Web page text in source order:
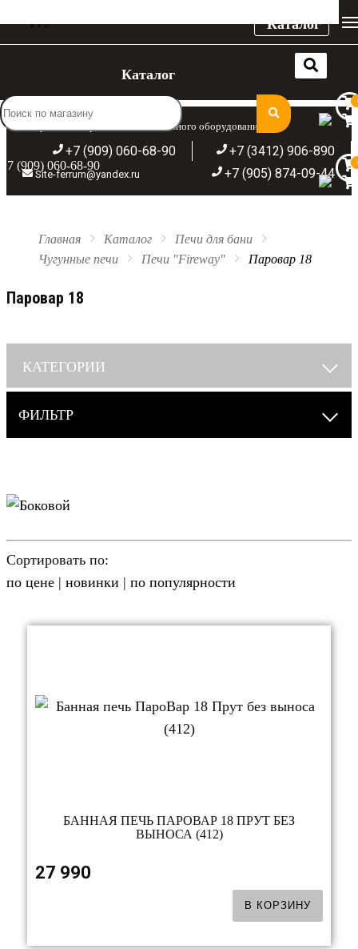
Широкий ассортимент отопительного оборудования
+7 (3412) 906-890
+7 (909) 060-68-90
+7 (905) 874-09-44
Site-ferrum@yandex.ru
Каталог
Каталог
+7 (909) 060-68-90
Главная Каталог
Печи для бани
Чугунные печи
Печи "Fireway" Паровар 18
Паровар 18
КАТЕГОРИИ
ФИЛЬТР
Сортировать по:
по цене | новинки | по популярности
БАННАЯ ПЕЧЬ ПАРОВАР 18 ПРУТ БЕЗ
ВЫНОСА (412)
27 990
В КОРЗИНУ